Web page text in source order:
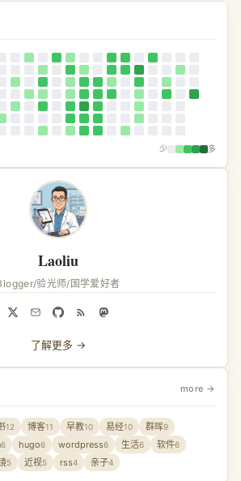
少 多
Laoliu
验光师/国学爱好者
了解更多 →
more →
12 博客11 早教10 易经10 群晖9
6 hugo6 wordpress6 生活6 软件6
5 近视5 rss4 亲子4